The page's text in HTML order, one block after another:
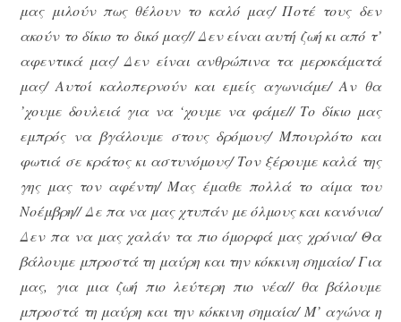
μας μιλούν πως θέλουν το καλό μας/ Ποτέ τους δεν
ακούν το δίκιο το δικό μας// Δεν είναι αυτή ζωή κι από τ’
αφεντικά μας/ Δεν είναι ανθρώπινα τα μεροκάματά
μας/ Αυτοί καλοπερνούν και εμείς αγωνιάμε/ Αν θα
’χουμε δουλειά για να ‘χουμε να φάμε// Το δίκιο μας
εμπρός να βγάλουμε στους δρόμους/ Μπουρλότο και
φωτιά σε κράτος κι αστυνόμους/ Τον ξέρουμε καλά της
γης μας τον αφέντη/ Μας έμαθε πολλά το αίμα του
Νοέμβρη// Δε πα να μας χτυπάν με όλμους και κανόνια/
Δεν πα να μας χαλάν τα πιο όμορφά μας χρόνια/ Θα
βάλουμε μπροστά τη μαύρη και την κόκκινη σημαία/ Για
μας, για μια ζωή πιο λεύτερη πιο νέα// θα βάλουμε
μπροστά τη μαύρη και την κόκκινη σημαία/ Μ’ αγώνα η